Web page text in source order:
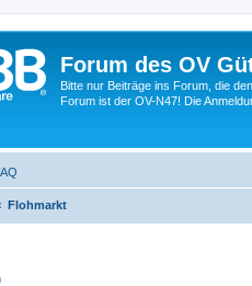
Forum des OV
Bitte nur Beiträge ins Forum, die
Forum ist der OV-N47! Die
Flohmarkt